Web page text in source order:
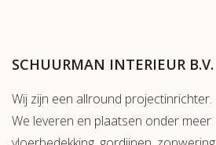
SCHUURMAN INTERIEUR B.V.
Wij zijn een allround projectinrichter.
We leveren en plaatsen onder meer